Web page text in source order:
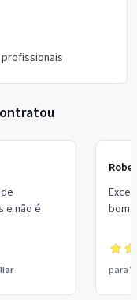
e não é
bom
para